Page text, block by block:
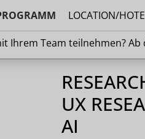
LOCATION/
Ihrem Team teilnehmen?
Team teilnehmen?
UX
AI